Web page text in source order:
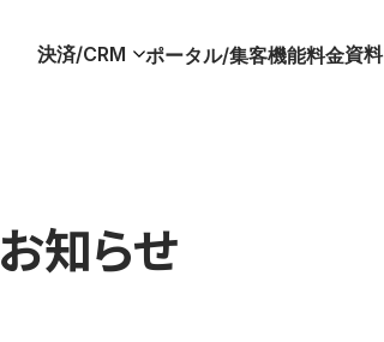
決済/CRM ポータル/集客機能料金資料
お知らせ